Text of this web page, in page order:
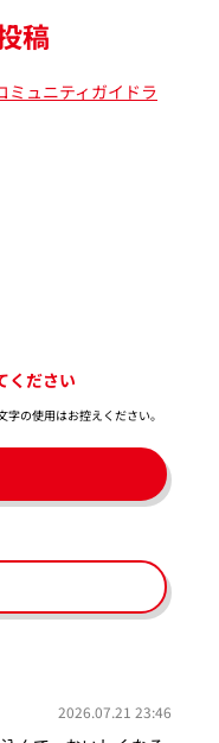
稿
ミュニティガイドラ
ください
の使用はお控えください。​
2026.07.21 23:46